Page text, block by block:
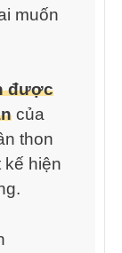
muốn
được
của
thon
kế hiện